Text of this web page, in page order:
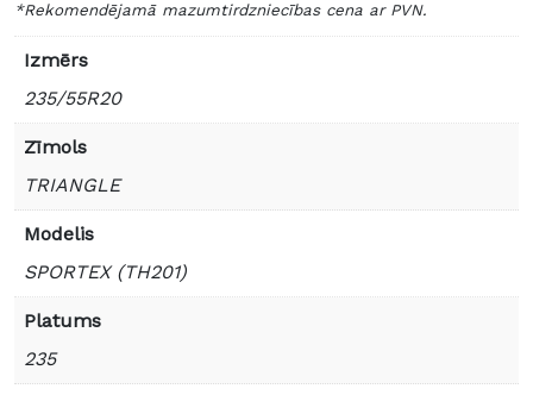
*Rekomendējamā mazumtirdzniecības cena ar PVN.
Izmērs
235/55R20
Zīmols
TRIANGLE
Modelis
SPORTEX (TH201)
Platums
235